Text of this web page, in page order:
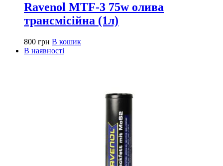
Ravenol MTF-3 75w олива
трансмісійна (1л)
800 грн В кошик
В наявності